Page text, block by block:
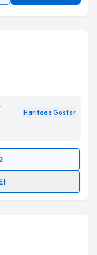
Haritada Göster